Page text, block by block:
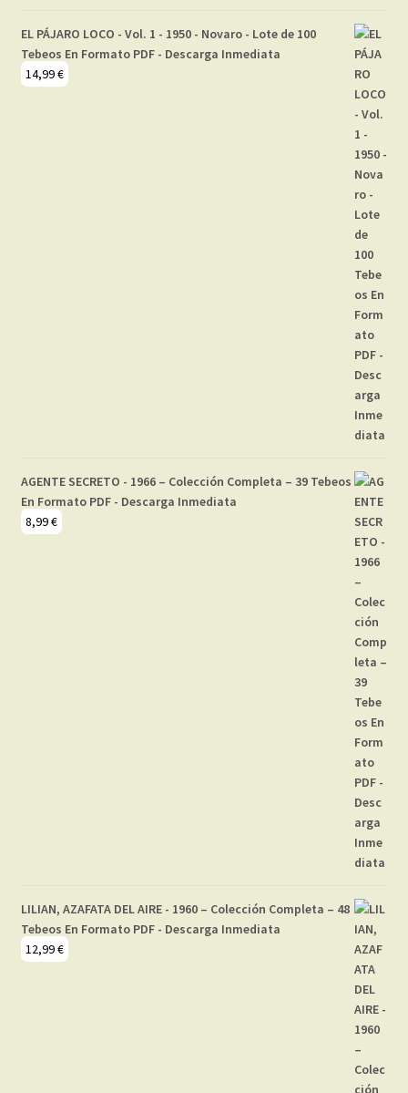
EL PÁJARO LOCO - Vol. 1 - 1950 - Novaro - Lote de 100
Tebeos En Formato PDF - Descarga Inmediata
14,99€
AGENTE SECRETO - 1966 – Colección Completa – 39 Tebeos
En Formato PDF - Descarga Inmediata
8,99€
LILIAN, AZAFATA DEL AIRE - 1960 – Colección Completa – 48
Tebeos En Formato PDF - Descarga Inmediata
12,99€